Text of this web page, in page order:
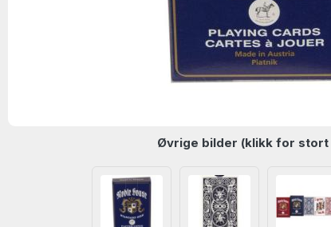
Øvrige bilder (klikk for stort